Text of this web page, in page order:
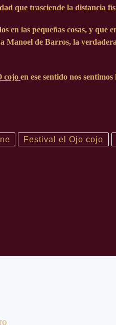
que trasciende la distancia
en las pequeñas cosas, y que
Manoel de Barros, la
cojo en ese sentido nos
Festival el Ojo cojo